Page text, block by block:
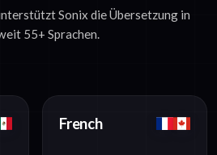
Sonix die Übersetzung in
55+ Sprachen.
French